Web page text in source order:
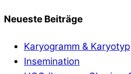
Neueste Beiträge
Karyogramm & Karyotyp
Insemination